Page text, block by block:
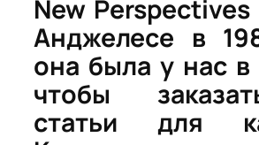
New
Анджелесе в
она была у нас
чтобы
статьи для